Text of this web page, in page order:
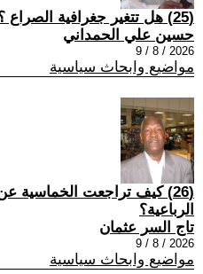
(25) هل تتغير جغرافية الصراع ؟
حسين علي الحمداني
2026 / 8 / 9
مواضيع وابحاث سياسية
(26) كيف تراجعت الخماسية
الرباعية؟
تاج السر عثمان
2026 / 8 / 9
مواضيع وابحاث سياسية